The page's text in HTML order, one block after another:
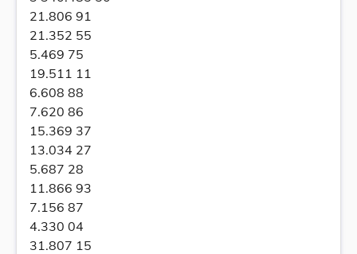
21.806 91
21.352 55
5.469 75
19.511 11
6.608 88
7.620 86
15.369 37
13.034 27
5.687 28
11.866 93
7.156 87
4.330 04
31.807 15